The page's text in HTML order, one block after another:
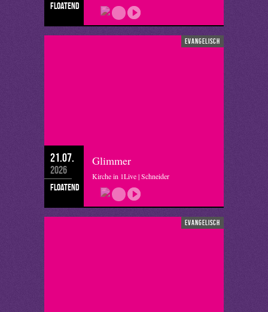
floatend
evangelisch
21.07.
2026
floatend
Glimmer
Kirche in 1Live | Schneider
evangelisch